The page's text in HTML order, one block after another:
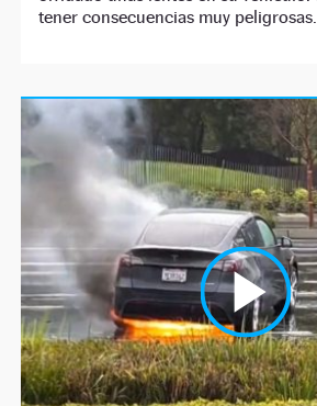
tener consecuencias muy peligrosas.